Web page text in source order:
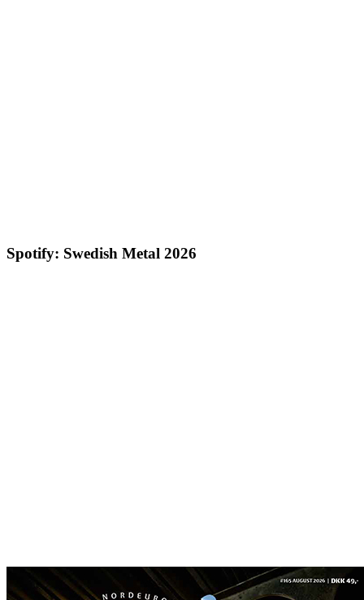
Spotify: Swedish Metal 2026